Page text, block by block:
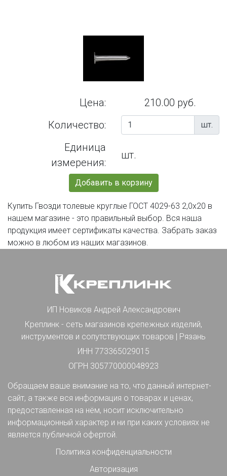
Цена:
210.00 руб.
Количество:
шт.
Единица
измерения:
шт.
Добавить в корзину
Купить Гвозди толевые круглые ГОСТ 4029-63 2,0х20 в
нашем магазине - это правильный выбор. Вся наша
продукция имеет сертификаты качества. Забрать заказ
можно в любом из наших магазинов.
ИП Новиков Андрей Александрович
Креплинк - сеть магазинов крепежных изделий,
инструментов и сопутствующих товаров | Рязань
ИНН 773365029015
ОГРН 305770000048923
Обращаем ваше внимание на то, что данный интернет-
сайт, а также вся информация о товарах и ценах,
предоставленная на нём, носит исключительно
информационный характер и ни при каких условиях не
является публичной офертой.
Политика конфиденциальности
Авторизация